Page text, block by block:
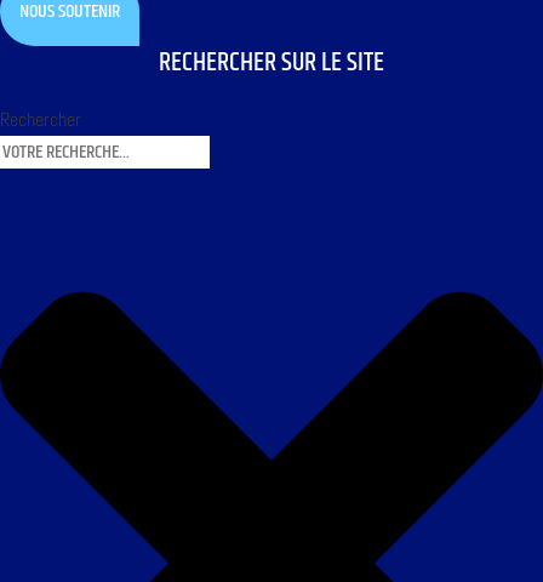
NOUS SOUTENIR
RECHERCHER SUR LE SITE
Rechercher